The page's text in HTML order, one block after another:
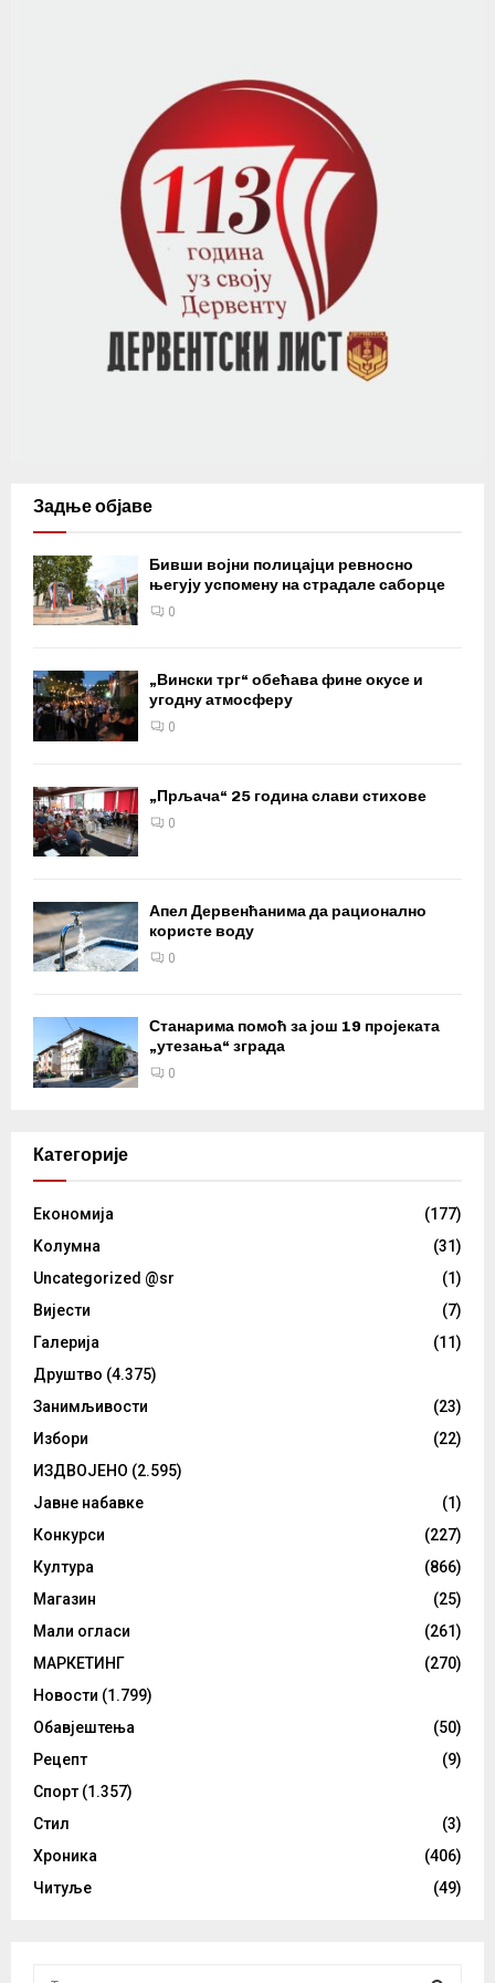
Задње објаве
Бивши војни полицајци ревносно
његују успомену на страдале саборце
0
„Вински трг“ обећава фине окусе и
угодну атмосферу
0
„Прљача“ 25 година слави стихове
0
Апел Дервенћанима да рационално
користе воду
0
Станарима помоћ за још 19 пројеката
„утезања“ зграда
0
Категорије
Eкономија
(177)
Kолумнa
(31)
Uncategorized @sr
(1)
Вијести
(7)
Галерија
(11)
Друштво (4.375)
Занимљивости
(23)
Избори
(22)
ИЗДВОЈЕНО (2.595)
Јавне набавке
(1)
Конкурси
(227)
Култура
(866)
Магазин
(25)
Мали огласи
(261)
МАРКЕТИНГ
(270)
Новости (1.799)
Обавјештења
(50)
Рецепт
(9)
Спорт (1.357)
Стил
(3)
Хроника
(406)
Читуље
(49)